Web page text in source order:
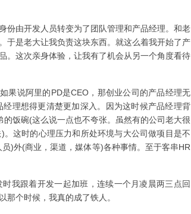
由开发人员转变为了团队管理和产品经理。和老
于是老大让我负责这块东西。就这么着我开始了产
。这次亲身体验，让我有了机会从另一个角度看待
说阿里的PD是CEO，那创业公司的产品经理无
理想得更清楚更加深入。因为这时候产品经理背
饭碗(这么说一点也不夸张。虽然有的公司老大很
这时的心理压力和所处环境与大公司做项目是不
)外(商业，渠道，媒体等)各种事情。至于客串HR
跟着开发一起加班，连续一个月凌晨两三点回
那个时候，我真的成了铁人。